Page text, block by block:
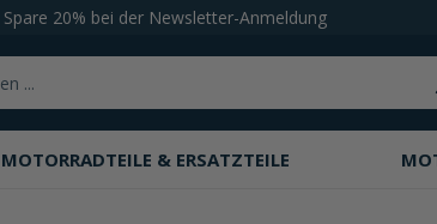
Spare 20% bei der Newsletter-Anmeldung
MOTORRADTEILE & ERSATZTEILE